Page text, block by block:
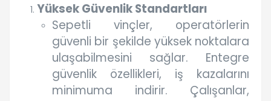
Yüksek Güvenlik Standartları
Sepetli vinçler, operatörlerin
güvenli bir şekilde yüksek noktalara
ulaşabilmesini sağlar. Entegre
güvenlik özellikleri, iş kazalarını
minimuma indirir. Çalışanlar,